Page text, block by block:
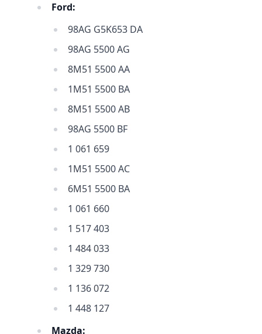
Ford:
98AG G5K653 DA
98AG 5500 AG
8M51 5500 AA
1M51 5500 BA
8M51 5500 AB
98AG 5500 BF
1 061 659
1M51 5500 AC
6M51 5500 BA
1 061 660
1 517 403
1 484 033
1 329 730
1 136 072
1 448 127
Mazda: